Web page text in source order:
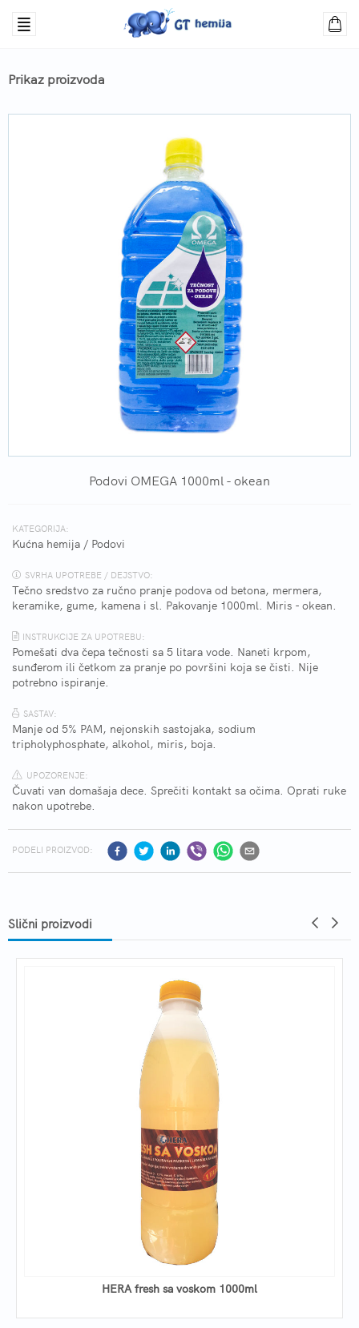
Prikaz proizvoda
Podovi OMEGA 1000ml - okean
KATEGORIJA:
Kućna hemija / Podovi
SVRHA UPOTREBE / DEJSTVO:
Tečno sredstvo za ručno pranje podova od betona, mermera,
keramike, gume, kamena i sl. Pakovanje 1000ml. Miris - okean.
INSTRUKCIJE ZA UPOTREBU:
Pomešati dva čepa tečnosti sa 5 litara vode. Naneti krpom,
sunđerom ili četkom za pranje po površini koja se čisti. Nije
potrebno ispiranje.
SASTAV:
Manje od 5% PAM, nejonskih sastojaka, sodium
tripholyphosphate, alkohol, miris, boja.
UPOZORENJE:
Čuvati van domašaja dece. Sprečiti kontakt sa očima. Oprati ruke
nakon upotrebe.
PODELI PROIZVOD:
Slični proizvodi
HERA fresh sa voskom 1000ml